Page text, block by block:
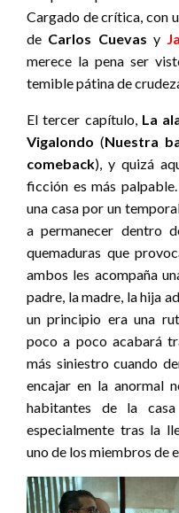
Cargado de crítica, con
de Carlos Cuevas y
merece la pena ser
temible pátina de
El tercer capítulo, La
Vigalondo (Nuestra
comeback), y quizá
ficción es más
una casa por un
a permanecer dentro
quemaduras que
ambos les acompaña
padre, la madre, la hija
un principio era una
poco a poco acabará
más siniestro cuando
encajar en la anormal
habitantes de la
especialmente tras la
uno de los miembros de